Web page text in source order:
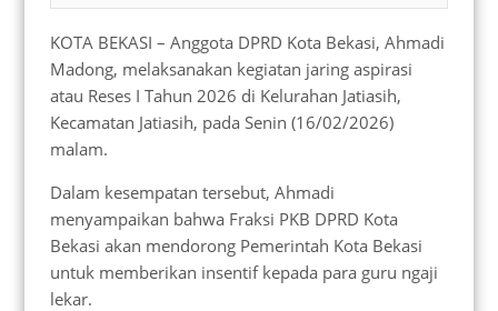
KOTA BEKASI – Anggota DPRD Kota Bekasi, Ahmadi
Madong, melaksanakan kegiatan jaring aspirasi
atau Reses I Tahun 2026 di Kelurahan Jatiasih,
Kecamatan Jatiasih, pada Senin (16/02/2026)
malam.
Dalam kesempatan tersebut, Ahmadi
menyampaikan bahwa Fraksi PKB DPRD Kota
Bekasi akan mendorong Pemerintah Kota Bekasi
untuk memberikan insentif kepada para guru ngaji
lekar.